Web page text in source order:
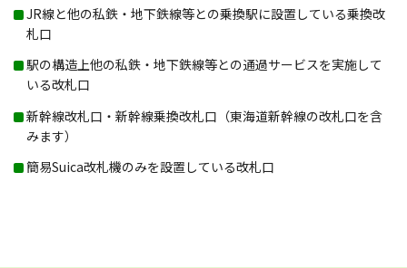
JR線と他の私鉄・地下鉄線等との乗換駅に設置している乗換改
札口
駅の構造上他の私鉄・地下鉄線等との通過サービスを実施して
いる改札口
新幹線改札口・新幹線乗換改札口（東海道新幹線の改札口を含
みます）
簡易Suica改札機のみを設置している改札口